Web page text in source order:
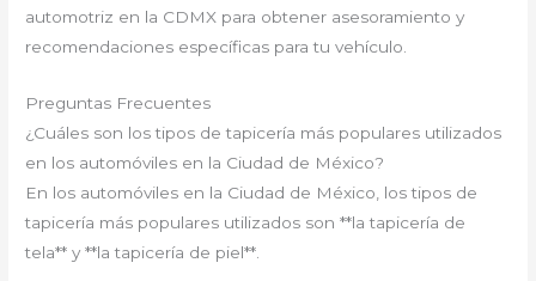
automotriz en la CDMX para obtener asesoramiento y
recomendaciones específicas para tu vehículo.
Preguntas Frecuentes
¿Cuáles son los tipos de tapicería más populares utilizados
en los automóviles en la Ciudad de México?
En los automóviles en la Ciudad de México, los tipos de
tapicería más populares utilizados son **la tapicería de
tela** y **la tapicería de piel**.